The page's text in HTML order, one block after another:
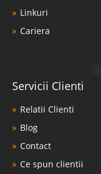
Linkuri
Cariera
Servicii Clienti
Relatii Clienti
Blog
Contact
Ce spun clientii